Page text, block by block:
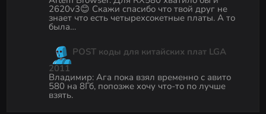
2620v3😊 Скажи спасибо что твой друг не
знает что есть четырехсокетные платы. А то
была…
POST коды для китайских плат LGA
2011
Владимир:Ага пока взял временно с авито
580 на 8Гб, попозже хочу что-то по лучше
взять.